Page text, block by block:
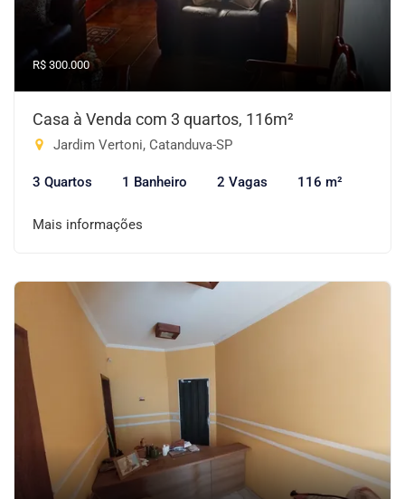
R$ 300.000
Casa à Venda com 3 quartos, 116m²
Jardim Vertoni, Catanduva-SP
3 Quartos 1 Banheiro 2 Vagas 116 m²
Mais informações